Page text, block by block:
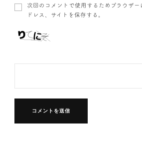
次回のコメントで使用するためブラウザー
ドレス、サイトを保存する。